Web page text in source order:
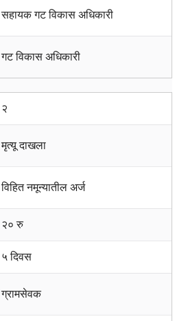
सहायक गट विकास अधिकारी
गट विकास अधिकारी
२
मृत्यू दाखला
विहित नमून्यातील अर्ज
२० रु
५ दिवस
ग्रामसेवक